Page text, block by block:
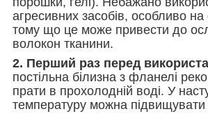
агресивних засобів, особливо на
тому що це може привести до
волокон тканини.
2. Перший раз перед
постільна білизна з фланелі
прати в прохолодній воді. У
температуру можна